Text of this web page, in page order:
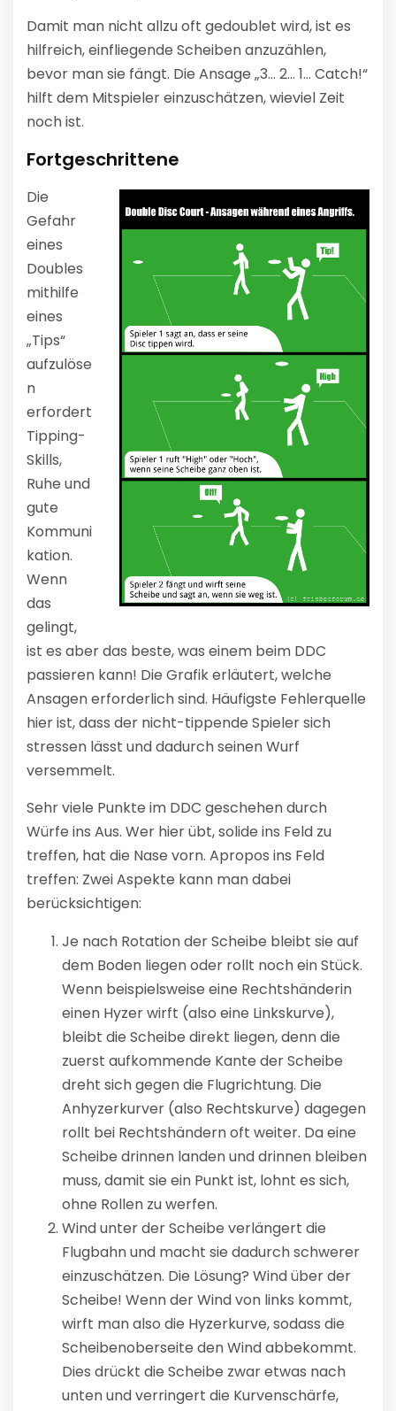
Damit man nicht allzu oft gedoublet wird, ist es
hilfreich, einfliegende Scheiben anzuzählen,
bevor man sie fängt. Die Ansage „3… 2… 1… Catch!“
hilft dem Mitspieler einzuschätzen, wieviel Zeit
noch ist.
Fortgeschrittene
Die
Gefahr
eines
Doubles
mithilfe
eines
„Tips“
aufzulöse
n
erfordert
Tipping-
Skills,
Ruhe und
gute
Kommuni
kation.
Wenn
das
gelingt,
ist es aber das beste, was einem beim DDC
passieren kann! Die Grafik erläutert, welche
Ansagen erforderlich sind. Häufigste Fehlerquelle
hier ist, dass der nicht-tippende Spieler sich
stressen lässt und dadurch seinen Wurf
versemmelt.
Sehr viele Punkte im DDC geschehen durch
Würfe ins Aus. Wer hier übt, solide ins Feld zu
treffen, hat die Nase vorn. Apropos ins Feld
treffen: Zwei Aspekte kann man dabei
berücksichtigen:
Je nach Rotation der Scheibe bleibt sie auf
dem Boden liegen oder rollt noch ein Stück.
Wenn beispielsweise eine Rechtshänderin
einen Hyzer wirft (also eine Linkskurve),
bleibt die Scheibe direkt liegen, denn die
zuerst aufkommende Kante der Scheibe
dreht sich gegen die Flugrichtung. Die
Anhyzerkurver (also Rechtskurve) dagegen
rollt bei Rechtshändern oft weiter. Da eine
Scheibe drinnen landen und drinnen bleiben
muss, damit sie ein Punkt ist, lohnt es sich,
ohne Rollen zu werfen.
Wind unter der Scheibe verlängert die
Flugbahn und macht sie dadurch schwerer
einzuschätzen. Die Lösung? Wind über der
Scheibe! Wenn der Wind von links kommt,
wirft man also die Hyzerkurve, sodass die
Scheibenoberseite den Wind abbekommt.
Dies drückt die Scheibe zwar etwas nach
unten und verringert die Kurvenschärfe,